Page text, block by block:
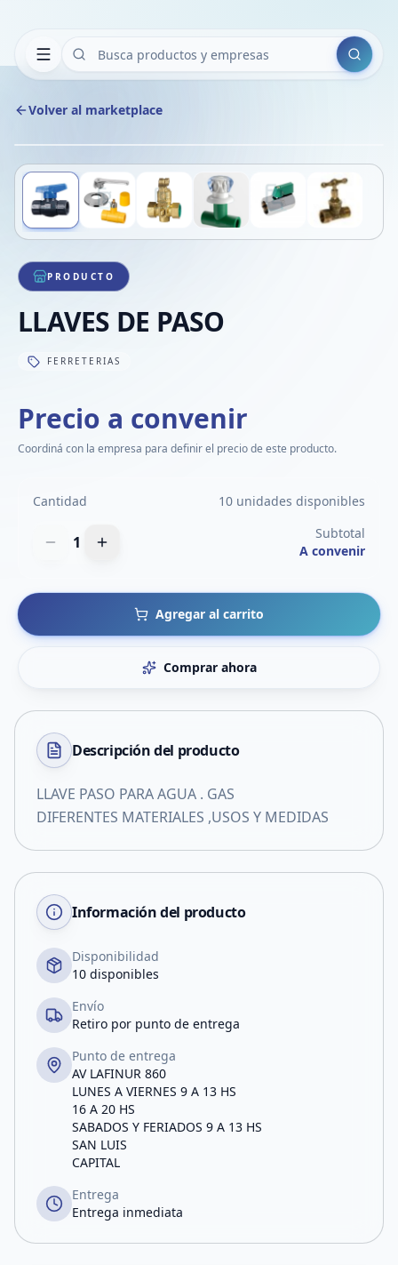
Buscar
Volver al marketplace
1/6
PRODUCTO
LLAVES DE PASO
FERRETERIAS
Precio a convenir
Coordiná con la empresa para definir el precio de este producto.
Cantidad 10 unidades disponibles
1
Subtotal
A convenir
Agregar al carrito
Comprar ahora
Descripción del producto
LLAVE PASO PARA AGUA . GAS
DIFERENTES MATERIALES ,USOS Y MEDIDAS
Información del producto
Disponibilidad
10 disponibles
Envío
Retiro por punto de entrega
Punto de entrega
AV LAFINUR 860
LUNES A VIERNES 9 A 13 HS
16 A 20 HS
SABADOS Y FERIADOS 9 A 13 HS
SAN LUIS
CAPITAL
Entrega
Entrega inmediata